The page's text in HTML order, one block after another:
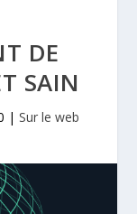
DE
SAIN
| Sur le web